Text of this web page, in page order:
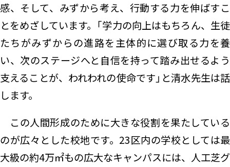
感、そして、みずから考え、行動する力を伸ばすこ
とをめざしています。「学力の向上はもちろん、生徒
たちがみずからの進路を主体的に選び取る力を養
い、次のステージへと自信を持って踏み出せるよう
支えることが、われわれの使命です」と清水先生は話
します。
この人間形成のために大きな役割を果たしている
のが広々とした校地です。23区内の学校としては最
大級の約4万㎡もの広大なキャンパスには、人工芝グ